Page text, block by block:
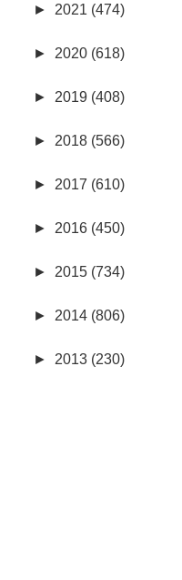
► 2021 (474)
► 2020 (618)
► 2019 (408)
► 2018 (566)
► 2017 (610)
► 2016 (450)
► 2015 (734)
► 2014 (806)
► 2013 (230)